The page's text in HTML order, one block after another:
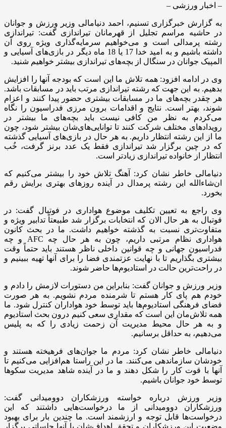
– اخبار ورزشی –
به گزارش خبرگزاری تسنیم، احمد دنیامالی وزیر ورزش و جوانان
در حاشیه مراسم تجلیل از قهرمانان تیراندازی گفت: تیراندازی
رشته پرمدالی است و می‌خواهیم سرمایه‌گذاری ویژه روی آن
داشته باشیم و به امید خدا 17 یا 18 ماه دیگر در بازی‌های آسیایی و
المپیک جوانان در سنگال از بچه‌های تیراندازی بیشتر خواهیم شنید.
وی در ادامه افزود: همه تلاش ما این است که بودجه آنها را افزایش
بدهیم. به این جهت که رشته تیراندازی مرتب باید در مسابقات باشد.
هر چقدر بچه‌های ما در مسابقات بیشتری حضور پیدا کنند و اعزام
شوند، بهتر است. نتایج و اقدامات برون مرزی فدراسیون را نگاه
می‌کردم به نظر من کافی نیست باید بچه‌های ما بیشتر در
رویدادهای مختلف شرکت کنند تا توانایی‌های‌شان بیشتر شود، چون
ما از این رشته انتظار داریم. به هر حال در بازی‌های آسیایی گذشته
که در چین برگزار شد تیراندازی فقط یک عدد برنز گرفت، خُب
انتظار از خانواده تیراندازی زیادتر است.
دنیامالی خاطر نشان کرد: آهنگ تلاش خود را بیشتر می‌کنیم که
ان‌شاءالله این رشته پرمدال در آینده روزهای بهتری برایش رقم
بخورد.
وی راجع به تعیین تکلیف موضوع هواداری در فوتبال گفت: در
فوتبال به هر حال الان که انتخابات برگزار شد طبیعتاً تدابیر ویژه و
متفاوت‌تری نسبت به گذشته خواهیم داشت. ما در بحث کانون
هواداری نظام مرتبی داریم، چون به هر حال چه AFC و چه
فدراسیون جهانی و چه قوانین داخلی ناظر هستند باید حتماً وقت
بیشتری بگذاریم تا با نهایت عزتمندی فضا را برای آنها تهیه ببینیم و
در راحت‌ترین حالت در استادیوم‌ها حاضر شوند.
وزیر ورزش و جوانان گفت: بنابراین من دستورات لازمش را دادم و
خودم هم پای کار هستم تا شرمنده مردم نشویم‌. به هر صورت
فضای فرهنگی استادیوم‌ها باید توسط خود هواداران کنترل شود. ما
همه تلاش‌مان این است که مقداری سعی کنیم درون بحث استادیوم
و به هر حال محیط مدیریت آن زحمت زیادی را که به پلیس
می‌دهیم، به حداقل برسانیم.
دنیامالی خاطر نشان کرد: مردم ما جوان‌های فرهیخته هستند و
خودشان سازماندهی می‌کنند. ما در این راستا هم‌افزایی می‌کنیم تا
آنها با قوت کار را شکل دهند و ما در آینده شاهد مدیریت سکوها
توسط خود جوانان باشیم.
وزیر ورزش درباره خواسته ورزشکاران دوومیدانی گفت:
ورزشکاران دوومیدانی از ما درخواست‌هایی داشتند که این
درخواست‌ها قابل توجه و ارزشمند است. ما چندین بار برای بهبود
وضعیت این ورزشکاران و تحقق اهداف‌شان با آنها جلساتی برگزار